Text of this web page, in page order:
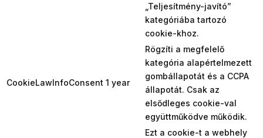
„Teljesítmény-javító”
kategóriába tartozó
cookie-khoz.
CookieLawInfoConsent 1 year
Rögzíti a megfelelő
kategória alapértelmezett
gombállapotát és a CCPA
állapotát. Csak az
elsődleges cookie-val
együttműködve működik.
Ezt a cookie-t a webhely